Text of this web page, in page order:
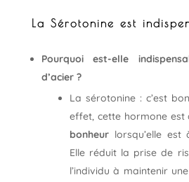
La Sérotonine est
Pourquoi est-elle
d’acier ?
La sérotonine : c’est
effet, cette hormone est
bonheurlorsqu’elle est
Elle réduit la prise de
l’individu à maintenir une